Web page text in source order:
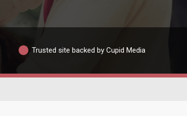
Trusted site backed by Cupid Media